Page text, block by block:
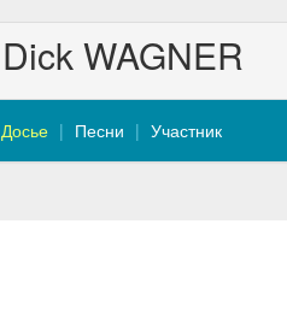
Dick WAGNER
Досье Песни Участник